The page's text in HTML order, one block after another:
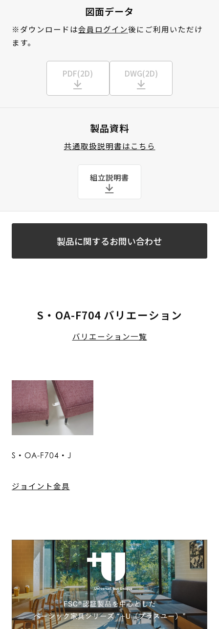
図面データ
※ダウンロードは会員ログイン後にご利用いただけ
ます。
PDF(2D) DWG(2D)
製品資料
共通取扱説明書はこちら
組立説明書
製品に関するお問い合わせ
S・OA-F704 バリエーション
バリエーション一覧
S・OA-F704・J
ジョイント金具